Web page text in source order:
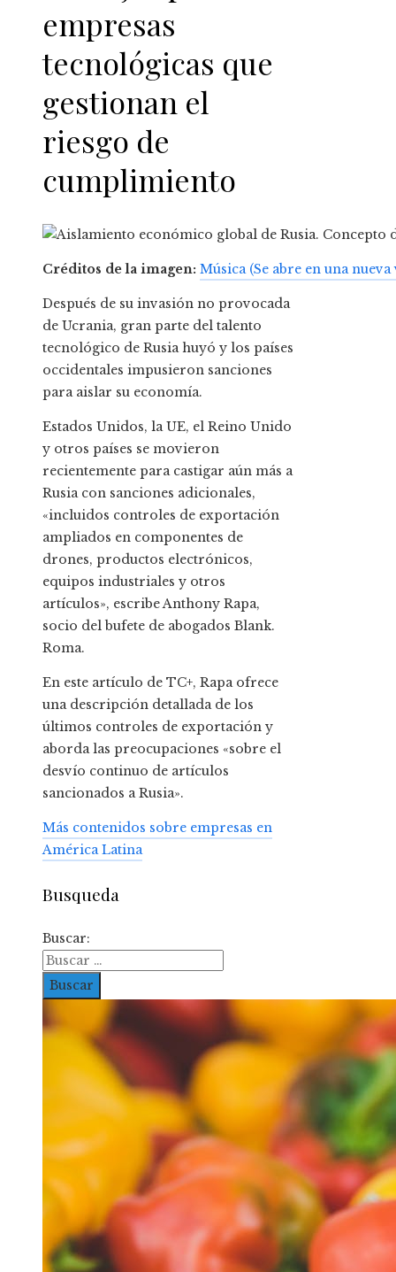
empresas
tecnológicas que
gestionan el
riesgo de
cumplimiento
Créditos de la imagen: Música (Se abre en una nueva
Después de su invasión no provocada
de Ucrania, gran parte del talento
tecnológico de Rusia huyó y los países
occidentales impusieron sanciones
para aislar su economía.
Estados Unidos, la UE, el Reino Unido
y otros países se movieron
recientemente para castigar aún más a
Rusia con sanciones adicionales,
«incluidos controles de exportación
ampliados en componentes de
drones, productos electrónicos,
equipos industriales y otros
artículos», escribe Anthony Rapa,
socio del bufete de abogados Blank.
Roma.
En este artículo de TC+, Rapa ofrece
una descripción detallada de los
últimos controles de exportación y
aborda las preocupaciones «sobre el
desvío continuo de artículos
sancionados a Rusia».
Más contenidos sobre empresas en
América Latina
Busqueda
Buscar: